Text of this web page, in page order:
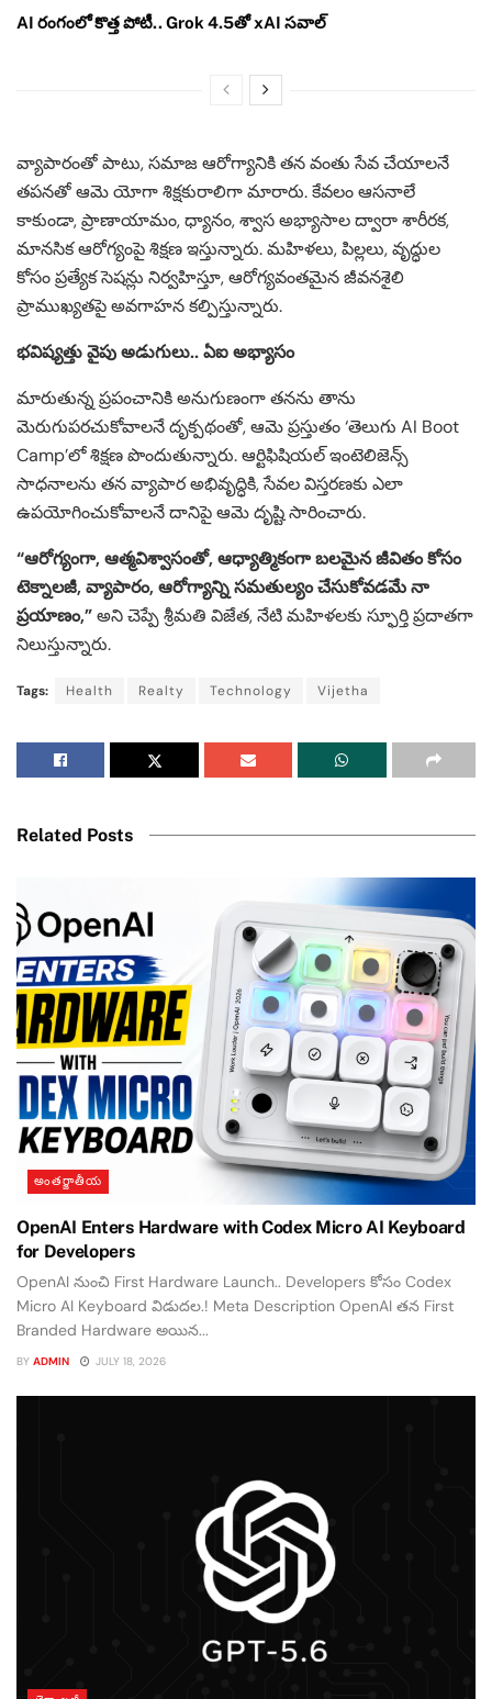
AI రంగంలో కొత్త పోటీ.. Grok 4.5తో xAI సవాల్
వ్యాపారంతో పాటు, సమాజ ఆరోగ్యానికి తన వంతు సేవ చేయాలనే
తపనతో ఆమె యోగా శిక్షకురాలిగా మారారు. కేవలం ఆసనాలే
కాకుండా, ప్రాణాయామం, ధ్యానం, శ్వాస అభ్యాసాల ద్వారా శారీరక,
మానసిక ఆరోగ్యంపై శిక్షణ ఇస్తున్నారు. మహిళలు, పిల్లలు, వృద్ధుల
కోసం ప్రత్యేక సెషన్లు నిర్వహిస్తూ, ఆరోగ్యవంతమైన జీవనశైలి
ప్రాముఖ్యతపై అవగాహన కల్పిస్తున్నారు.
భవిష్యత్తు వైపు అడుగులు.. ఏఐ అభ్యాసం
మారుతున్న ప్రపంచానికి అనుగుణంగా తనను తాను
మెరుగుపరచుకోవాలనే దృక్పథంతో, ఆమె ప్రస్తుతం ‘తెలుగు AI Boot
Camp’లో శిక్షణ పొందుతున్నారు. ఆర్టిఫిషియల్ ఇంటెలిజెన్స్
సాధనాలను తన వ్యాపార అభివృద్ధికి, సేవల విస్తరణకు ఎలా
ఉపయోగించుకోవాలనే దానిపై ఆమె దృష్టి సారించారు.
“ఆరోగ్యంగా, ఆత్మవిశ్వాసంతో, ఆధ్యాత్మికంగా బలమైన జీవితం కోసం
టెక్నాలజీ, వ్యాపారం, ఆరోగ్యాన్ని సమతుల్యం చేసుకోవడమే నా
ప్రయాణం,”అని చెప్పే శ్రీమతి విజేత, నేటి మహిళలకు స్ఫూర్తి ప్రదాతగా
నిలుస్తున్నారు.
Tags: Health Realty Technology Vijetha
Related Posts
అంతర్జాతీయ
OpenAI Enters Hardware with Codex Micro AI Keyboard
for Developers
OpenAI నుంచి First Hardware Launch.. Developers కోసం Codex
Micro AI Keyboard విడుదల.! Meta Description OpenAI తన First
Branded Hardware అయిన...
BY ADMIN JULY 18, 2026